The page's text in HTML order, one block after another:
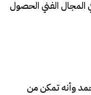
المجال الفني الحصول
وأنه تمكن من